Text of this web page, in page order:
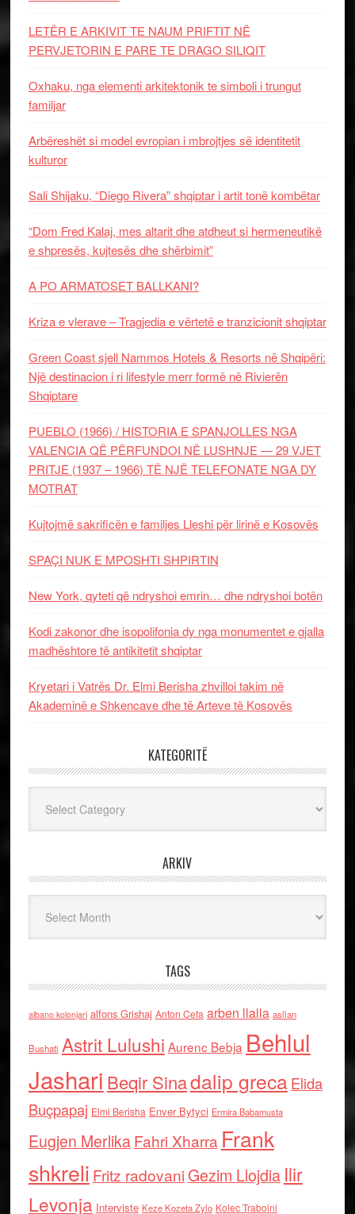
LETËR E ARKIVIT TE NAUM PRIFTIT NË
PERVJETORIN E PARE TE DRAGO SILIQIT
Oxhaku, nga elementi arkitektonik te simboli i trungut
familjar
Arbëreshët si model evropian i mbrojtjes së identitetit
kulturor
Sali Shijaku, “Diego Rivera” shqiptar i artit tonë kombëtar
“Dom Fred Kalaj, mes altarit dhe atdheut si hermeneutikë
e shpresës, kujtesës dhe shërbimit”
A PO ARMATOSET BALLKANI?
Kriza e vlerave – Tragjedia e vërtetë e tranzicionit shqiptar
Green Coast sjell Nammos Hotels & Resorts në Shqipëri:
Një destinacion i ri lifestyle merr formë në Rivierën
Shqiptare
PUEBLO (1966) / HISTORIA E SPANJOLLES NGA
VALENCIA QË PËRFUNDOI NË LUSHNJE — 29 VJET
PRITJE (1937 – 1966) TË NJË TELEFONATE NGA DY
MOTRAT
Kujtojmë sakrificën e familjes Lleshi për lirinë e Kosovës
SPAÇI NUK E MPOSHTI SHPIRTIN
New York, qyteti që ndryshoi emrin… dhe ndryshoi botën
Kodi zakonor dhe isopolifonia dy nga monumentet e gjalla
madhështore të antikitetit shqiptar
Kryetari i Vatrës Dr. Elmi Berisha zhvilloi takim në
Akademinë e Shkencave dhe të Arteve të Kosovës
KATEGORITË
ARKIV
TAGS
albano kolonjari alfons Grishaj Anton Cefa arben llalla asllan
Bushati Astrit Lulushi Aurenc Bebja Behlul
Jashari Beqir Sinadalip grecaElida
Buçpapaj Elmi Berisha Enver Bytyci Ermira Babamusta
Eugjen MerlikaFahri Xharra Frank
shkreli Fritz radovaniGezim Llojdia Ilir
Levonja Interviste Keze Kozeta Zylo Kolec Traboini